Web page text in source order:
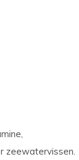
zeewatervissen.